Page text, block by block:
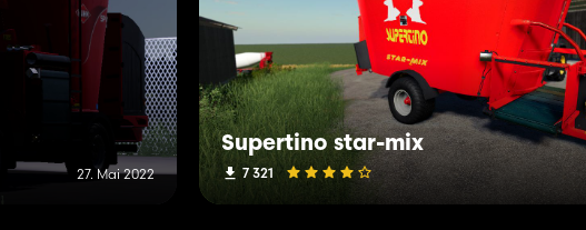
27. Mai 2022
Supertino star-mix
7 321